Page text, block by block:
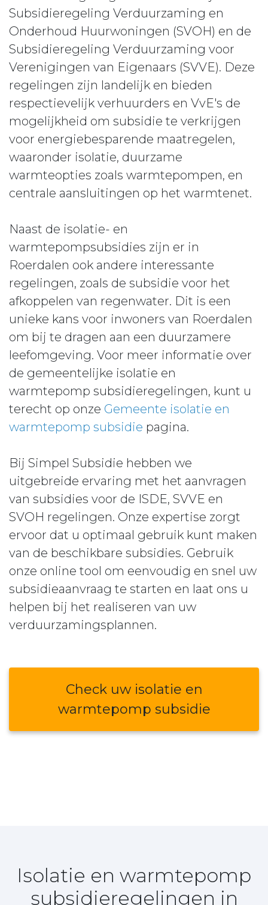
Subsidieregeling Verduurzaming en
Onderhoud Huurwoningen (SVOH) en de
Subsidieregeling Verduurzaming voor
Verenigingen van Eigenaars (SVVE). Deze
regelingen zijn landelijk en bieden
respectievelijk verhuurders en VvE's de
mogelijkheid om subsidie te verkrijgen
voor energiebesparende maatregelen,
waaronder isolatie, duurzame
warmteopties zoals warmtepompen, en
centrale aansluitingen op het warmtenet.
Naast de isolatie- en
warmtepompsubsidies zijn er in
Roerdalen ook andere interessante
regelingen, zoals de subsidie voor het
afkoppelen van regenwater. Dit is een
unieke kans voor inwoners van Roerdalen
om bij te dragen aan een duurzamere
leefomgeving. Voor meer informatie over
de gemeentelijke isolatie en
warmtepomp subsidieregelingen, kunt u
terecht op onze Gemeente isolatie en
warmtepomp subsidie pagina.
Bij Simpel Subsidie hebben we
uitgebreide ervaring met het aanvragen
van subsidies voor de ISDE, SVVE en
SVOH regelingen. Onze expertise zorgt
ervoor dat u optimaal gebruik kunt maken
van de beschikbare subsidies. Gebruik
onze online tool om eenvoudig en snel uw
subsidieaanvraag te starten en laat ons u
helpen bij het realiseren van uw
verduurzamingsplannen.
Check uw isolatie en
warmtepomp subsidie
Isolatie en warmtepomp
subsidieregelingen in